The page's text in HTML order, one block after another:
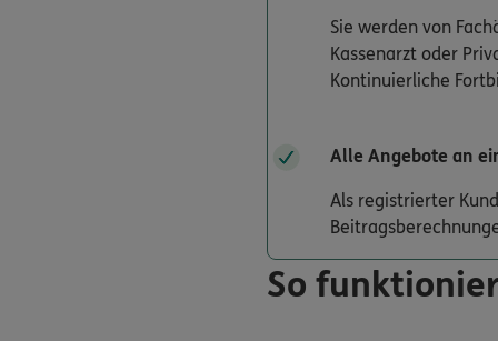
Sie werden von
Kassenarzt oder
Kontinuierliche
Alle Angebote an
Als registrierter
So